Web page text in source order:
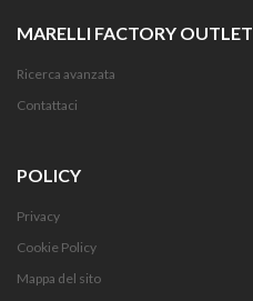
MARELLI FACTORY OUTLET
Ricerca avanzata
Contattaci
POLICY
Privacy
Cookie Policy
Mappa del sito